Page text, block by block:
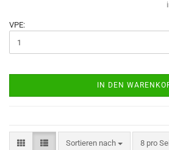
VPE:
IN DEN
Sortieren nach
Sortieren nach 8 pro
pro